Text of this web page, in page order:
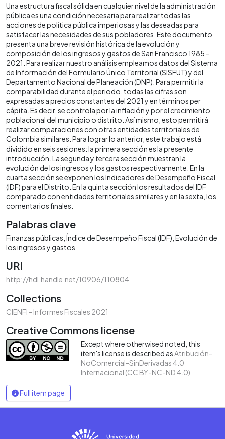
Una estructura fiscal sólida en cualquier nivel de la administración
pública es una condición necesaria para realizar todas las
acciones de política pública imperiosas y las deseadas para
satisfacer las necesidades de sus pobladores. Este documento
presenta una breve revisión histórica de la evolución y
composición de los ingresos y gastos de San Francisco 1985 -
2021. Para realizar nuestro análisis empleamos datos del Sistema
de Información del Formulario Único Territorial (SISFUT) y del
Departamento Nacional de Planeación (DNP). Para permitir la
comparabilidad durante el periodo, todas las cifras son
expresadas a precios constantes del 2021 y en términos per
cápita. Es decir, se controla por la inflación y por el crecimiento
poblacional del municipio o distrito. Así mismo, esto permitirá
realizar comparaciones con otras entidades territoriales de
Colombia similares. Para lograr lo anterior, este trabajo está
dividido en seis sesiones: la primera sección es la presente
introducción. La segunda y tercera sección muestran la
evolución de los ingresos y los gastos respectivamente. En la
cuarta sección se exponen los Indicadores de Desempeño Fiscal
(IDF) para el Distrito. En la quinta sección los resultados del IDF
comparado con entidades territoriales similares y en la sexta, los
comentarios finales.
Palabras clave
Finanzas públicas Índice de Desempeño Fiscal (IDF) Evolución de
los ingresos y gastos
URI
http://hdl.handle.net/10906/110804
Collections
CIENFI - Informes Fiscales 2021
Creative Commons license
Except where otherwised noted, this
item's license is described asAtribución-
NoComercial-SinDerivadas 4.0
Internacional (CC BY-NC-ND 4.0)
Full item page